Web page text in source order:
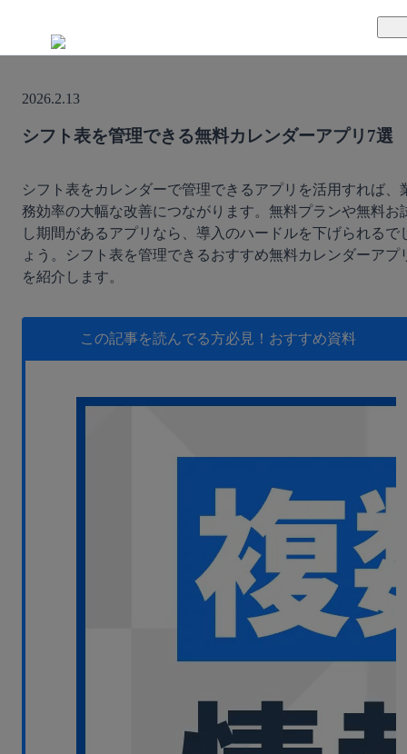
TUNAGの特徴
セキュリティ体制
料金案内
活用方法
運営会社
お役立ち資料
資料ダウンロード
2026.2.13
シフト表を管理できる無料カレンダーアプリ7選
シフト表をカレンダーで管理できるアプリを活用すれば、
務効率の大幅な改善につながります。無料プランや無料お
し期間があるアプリなら、導入のハードルを下げられるで
ょう。シフト表を管理できるおすすめ無料カレンダーアプ
を紹介します。
この記事を読んでる方必見！ おすすめ資料